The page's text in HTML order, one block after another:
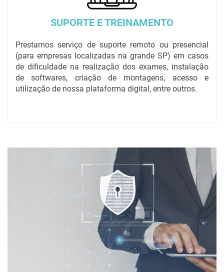
SUPORTE E TREINAMENTO
Prestamos serviço de suporte remoto ou presencial
(para empresas localizadas na grande SP) em casos
de dificuldade na realização dos exames, instalação
de softwares, criação de montagens, acesso e
utilização de nossa plataforma digital, entre outros.